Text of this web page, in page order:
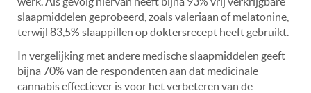
slaapmiddelen geprobeerd, zoals valeriaan of melatonine,
terwijl 83,5% slaappillen op doktersrecept heeft gebruikt.
In vergelijking met andere medische slaapmiddelen geeft
bijna 70% van de respondenten aan dat medicinale
cannabis effectiever is voor het verbeteren van de